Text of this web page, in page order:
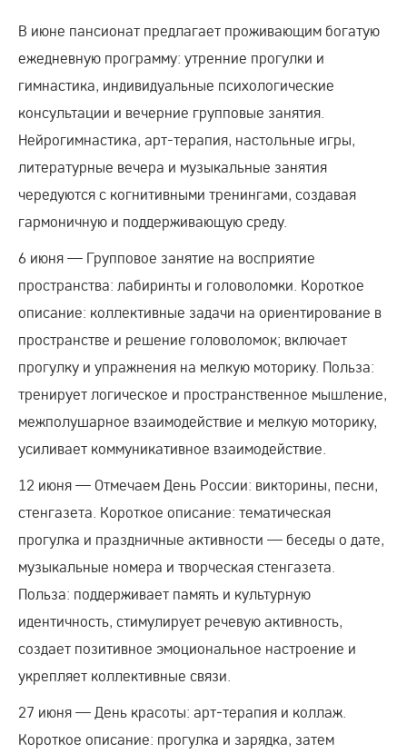
В июне пансионат предлагает проживающим богатую
ежедневную программу: утренние прогулки и
гимнастика, индивидуальные психологические
консультации и вечерние групповые занятия.
Нейрогимнастика, арт-терапия, настольные игры,
литературные вечера и музыкальные занятия
чередуются с когнитивными тренингами, создавая
гармоничную и поддерживающую среду.
6 июня — Групповое занятие на восприятие
пространства: лабиринты и головоломки. Короткое
описание: коллективные задачи на ориентирование в
пространстве и решение головоломок; включает
прогулку и упражнения на мелкую моторику. Польза:
тренирует логическое и пространственное мышление,
межполушарное взаимодействие и мелкую моторику,
усиливает коммуникативное взаимодействие.
12 июня — Отмечаем День России: викторины, песни,
стенгазета. Короткое описание: тематическая
прогулка и праздничные активности — беседы о дате,
музыкальные номера и творческая стенгазета.
Польза: поддерживает память и культурную
идентичность, стимулирует речевую активность,
создает позитивное эмоциональное настроение и
укрепляет коллективные связи.
27 июня — День красоты: арт‑терапия и коллаж.
Короткое описание: прогулка и зарядка, затем